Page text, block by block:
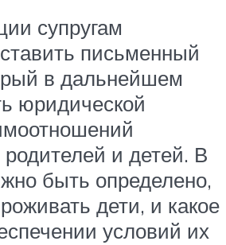
супругам
письменный
в дальнейшем
юридической
и детей. В
быть определено,
дети, и какое
условий их